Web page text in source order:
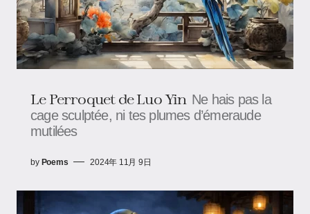
Le Perroquet de Luo Yin Ne hais pas la
cage sculptée, ni tes plumes d’émeraude
mutilées
by Poems 2024年 11月 9日